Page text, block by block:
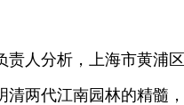
人分析，上海市黄浦区
两代江南园林的精髓